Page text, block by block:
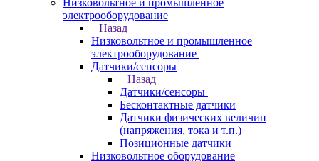
Низковольтное и промышленное
электрооборудование
Назад
Низковольтное и промышленное
электрооборудование
Датчики/сенсоры
Назад
Датчики/сенсоры
Бесконтактные датчики
Датчики физических величин
(напряжения, тока и т.п.)
Позиционные датчики
Низковольтное оборудование